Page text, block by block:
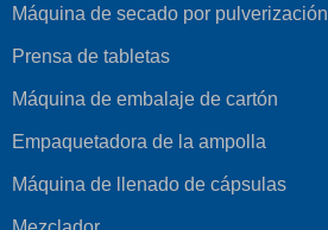
Máquina de secado por pulverización
Prensa de tabletas
Máquina de embalaje de cartón
Empaquetadora de la ampolla
Máquina de llenado de cápsulas